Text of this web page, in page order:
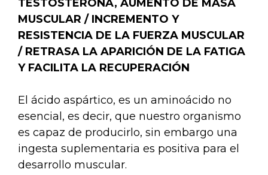
TESTOSTERONA, AUMENTO DE MASA
MUSCULAR / INCREMENTO Y
RESISTENCIA DE LA FUERZA MUSCULAR
/ RETRASA LA APARICIÓN DE LA FATIGA
Y FACILITA LA RECUPERACIÓN
El ácido aspártico, es un aminoácido no
esencial, es decir, que nuestro organismo
es capaz de producirlo, sin embargo una
ingesta suplementaria es positiva para el
desarrollo muscular.